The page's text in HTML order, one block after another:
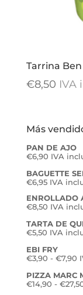
Tarrina
€8,50 IVA
Más
PAN DE AJO
€6,90 IVA
BAGUETTE
€6,95 IVA
ENROLLADO
€8,50 IVA
TARTA DE
€5,50 IVA
EBI FRY
€3,90 - €7,90
PIZZA MARC
€14,90 - €